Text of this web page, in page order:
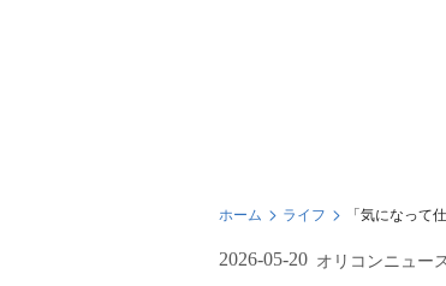
ホーム ライフ 「気になって
2026-05-20 オリコンニュー